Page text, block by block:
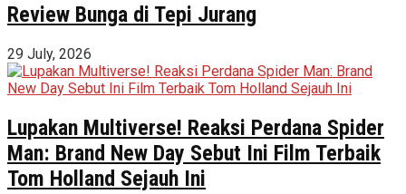
Review Bunga di Tepi Jurang
29 July, 2026
Lupakan Multiverse! Reaksi Perdana Spider
Man: Brand New Day Sebut Ini Film Terbaik
Tom Holland Sejauh Ini